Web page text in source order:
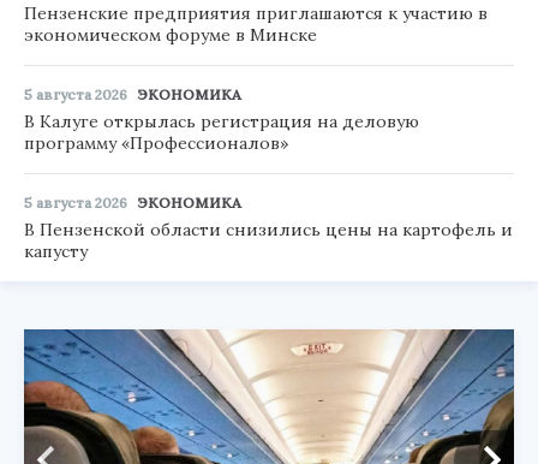
Пензенские предприятия приглашаются к участию в
экономическом форуме в Минске
5 августа 2026 ЭКОНОМИКА
В Калуге открылась регистрация на деловую
программу «Профессионалов»
5 августа 2026 ЭКОНОМИКА
В Пензенской области снизились цены на картофель и
капусту